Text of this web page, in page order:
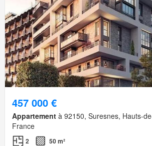
457 000 €
Appartement à 92150, Suresnes, Hauts-
France
2 50 m²